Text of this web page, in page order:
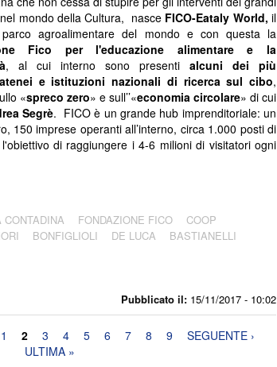
Pubblicato il: 15/11/2017 - 10:02
mondo della Cultura, nasce FICO-Eataly World,il
agroalimentare del mondo e con questa la
Fico per l'educazione alimentare e la
, al cui interno sono presenti alcuni dei più
e istituzioni nazionali di ricerca sul cibo,
«spreco zero» e sull’’«economia circolare» di cui
Segrè. FICO è un grande hub imprenditoriale: un
150 imprese operanti all’interno, circa 1.000 posti di
di raggiungere i 4-6 milioni di visitatori ogni
FONDAZIONE FICO
COOP
BONFIGLIOLI DE LUCA
BASTIANELLI
1 2 3 4 5 6 7 8 9
SEGUENTE ›
ULTIMA »